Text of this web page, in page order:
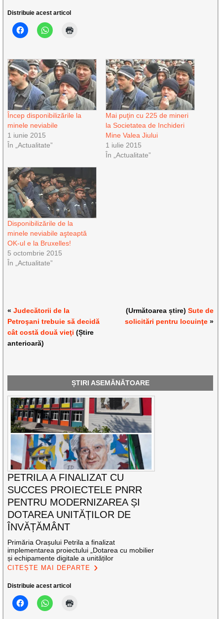
Distribuie acest articol
Încep disponibilizările la
minele neviabile
1 iunie 2015
În „Actualitate”
Mai puţin cu 225 de mineri
la Societatea de Inchideri
Mine Valea Jiului
1 iulie 2015
În „Actualitate”
Disponibilizările de la
minele neviabile aşteaptă
OK-ul e la Bruxelles!
5 octombrie 2015
În „Actualitate”
«Judecătorii de la
Petroşani trebuie să decidă
cât costă două vieţi (Știre
anterioară)
(Următoarea știre) Sute de
solicitări pentru locuinţe»
ȘTIRI ASEMĂNĂTOARE
PETRILA A FINALIZAT CU
SUCCES PROIECTELE PNRR
PENTRU MODERNIZAREA ȘI
DOTAREA UNITĂȚILOR DE
ÎNVĂȚĂMÂNT
Primăria Orașului Petrila a finalizat
implementarea proiectului „Dotarea cu mobilier
și echipamente digitale a unităților
CITEȘTE MAI DEPARTE
Distribuie acest articol